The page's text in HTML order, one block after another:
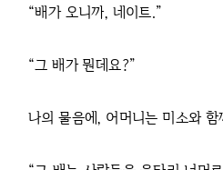
“배가 오니까, 네이트.”
“그 배가 뭔데요?”
나의 물음에, 어머니는 미소와